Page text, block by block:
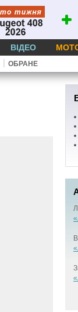
ВІДЕО
| ОБРАНЕ